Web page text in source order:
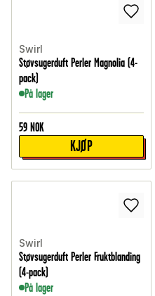
Swirl
Støvsugerduft Perler Magnolia (4-
pack)
På lager
59 NOK
KJØP
Swirl
Støvsugerduft Perler Fruktblanding
(4-pack)
På lager